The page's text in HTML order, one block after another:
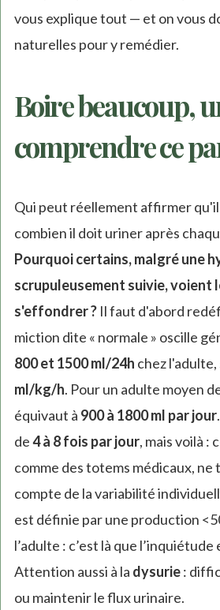
vous explique tout — et on vous
naturelles pour y remédier.
Boire beaucoup,
comprendre ce
Qui peut réellement affirmer
combien il doit uriner après
Pourquoi certains, malgré une
scrupuleusement suivie, voient
s'effondrer ?Il faut d'abord
miction dite « normale » oscille
800 et 1500 ml/24h chez
ml/kg/h. Pour un adulte moyen
équivaut à 900 à 1800 ml par jour
de4 à 8 fois par jour, mais voilà :
comme des totems médicaux,
compte de la variabilité
est définie par une production
l’adulte : c’est là que
Attention aussi à la dysurie:
ou maintenir le flux urinaire.